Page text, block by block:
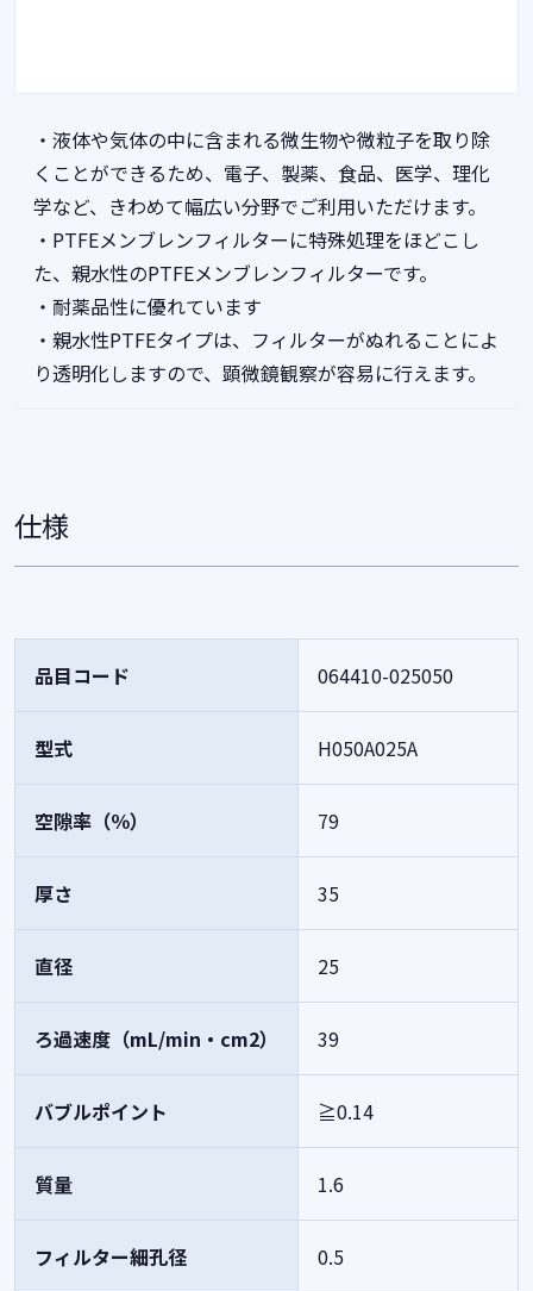
・液体や気体の中に含まれる微生物や微粒子を取り除
くことができるため、電子、製薬、食品、医学、理化
学など、きわめて幅広い分野でご利用いただけます。
・PTFEメンブレンフィルターに特殊処理をほどこし
た、親水性のPTFEメンブレンフィルターです。
・耐薬品性に優れています
・親水性PTFEタイプは、フィルターがぬれることによ
り透明化しますので、顕微鏡観察が容易に行えます。
仕様
品目コード 064410-025050
型式 H050A025A
空隙率（％） 79
厚さ 35
直径 25
ろ過速度（mL/min・cm2） 39
バブルポイント ≧0.14
質量 1.6
フィルター細孔径 0.5